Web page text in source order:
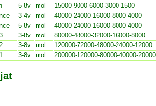
5-8v mol
15000-9000-6000-3000-1500
3-4v mol
40000-24000-16000-8000-4000
5-8v mol
40000-24000-16000-8000-4000
3-8v mol
80000-48000-32000-16000-8000
3-8v mol
120000-72000-48000-24000-12000
3-8v mol 200000-120000-80000-40000-20000